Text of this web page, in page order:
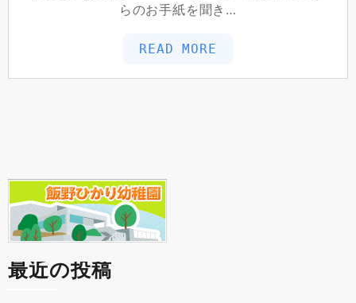
らのお手紙を聞き…
READ MORE
最近の投稿